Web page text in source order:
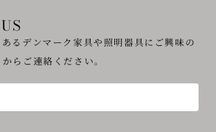
るデンマーク家具や照明器具にご興味の
らご連絡ください。